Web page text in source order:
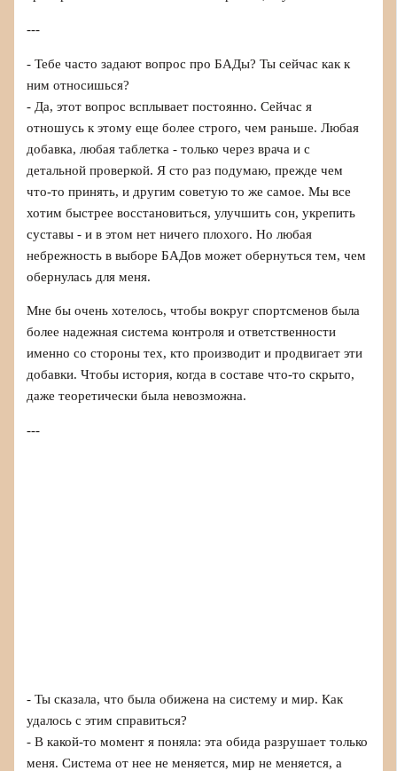
---
- Тебе часто задают вопрос про БАДы? Ты сейчас как к
ним относишься?
- Да, этот вопрос всплывает постоянно. Сейчас я
отношусь к этому еще более строго, чем раньше. Любая
добавка, любая таблетка - только через врача и с
детальной проверкой. Я сто раз подумаю, прежде чем
что-то принять, и другим советую то же самое. Мы все
хотим быстрее восстановиться, улучшить сон, укрепить
суставы - и в этом нет ничего плохого. Но любая
небрежность в выборе БАДов может обернуться тем, чем
обернулась для меня.
Мне бы очень хотелось, чтобы вокруг спортсменов была
более надежная система контроля и ответственности
именно со стороны тех, кто производит и продвигает эти
добавки. Чтобы история, когда в составе что-то скрыто,
даже теоретически была невозможна.
---
- Ты сказала, что была обижена на систему и мир. Как
удалось с этим справиться?
- В какой-то момент я поняла: эта обида разрушает только
меня. Система от нее не меняется, мир не меняется, а